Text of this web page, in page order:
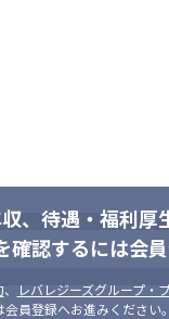
、待遇・福利厚
確認するには会
、 レバレジーズグループ・
員登録へお進みください。